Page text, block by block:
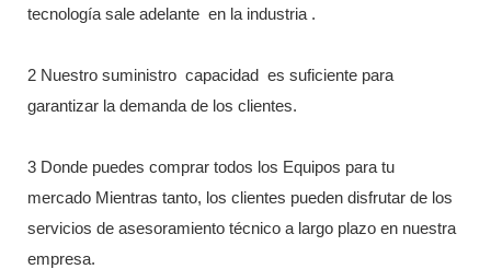
tecnología sale adelante en la industria .
2 Nuestro suministro capacidad
es suficiente para
garantizar la demanda de los clientes.
3 Donde puedes comprar todos los Equipos para tu
mercado Mientras tanto, los clientes pueden disfrutar de los
servicios de asesoramiento técnico a largo plazo en nuestra
empresa.